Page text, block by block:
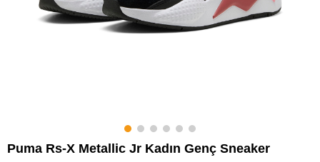
Puma Rs-X Metallic Jr Kadın Genç Sneaker